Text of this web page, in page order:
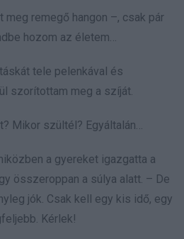
remegő hangon –, csak pár
hozom az életem…
tele pelenkával és
szorítottam meg a szíját.
Mikor szültél? Egyáltalán…
a gyereket igazgatta a
összeroppan a súlya alatt. – De
jók. Csak kell egy kis idő, egy
Kérlek!